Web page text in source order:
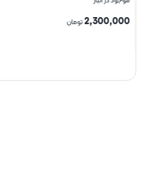
2,300,000 تومان